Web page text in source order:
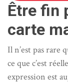
Être fin
carte
Il n’est pas rare
ce que c’est
expression est